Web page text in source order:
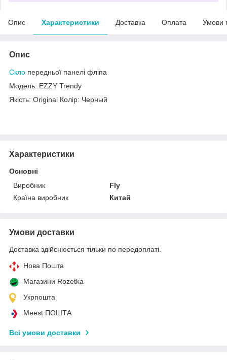
Опис Характеристики Доставка Оплата Умови
Опис
Скло передньої панелі фліпа
Модель: EZZY Trendy
Якість: Original Колір: Черный
Характеристики
Основні
Виробник
Fly
Країна виробник
Китай
Умови доставки
Доставка здійснюється тільки по передоплаті.
Нова Пошта
Магазини Rozetka
Укрпошта
Meest ПОШТА
Всі умови доставки